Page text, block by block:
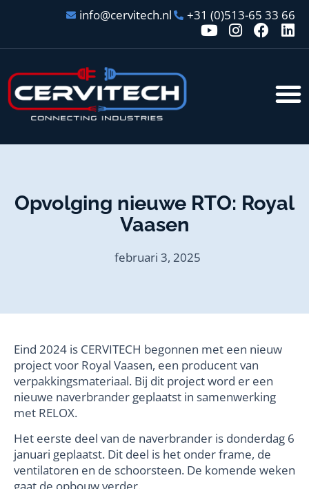
info@cervitech.nl +31 (0)513-65 33 66
Opvolging nieuwe RTO: Royal
Vaasen
februari 3, 2025
Eind 2024 is CERVITECH begonnen met een nieuw
project voor Royal Vaasen, een producent van
verpakkingsmateriaal. Bij dit project word er een
nieuwe naverbrander geplaatst in samenwerking
met RELOX.
Het eerste deel van de naverbrander is donderdag 6
januari geplaatst. Dit deel is het onder frame, de
ventilatoren en de schoorsteen. De komende weken